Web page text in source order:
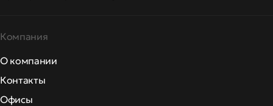
Компания
О компании
Контакты
Офисы